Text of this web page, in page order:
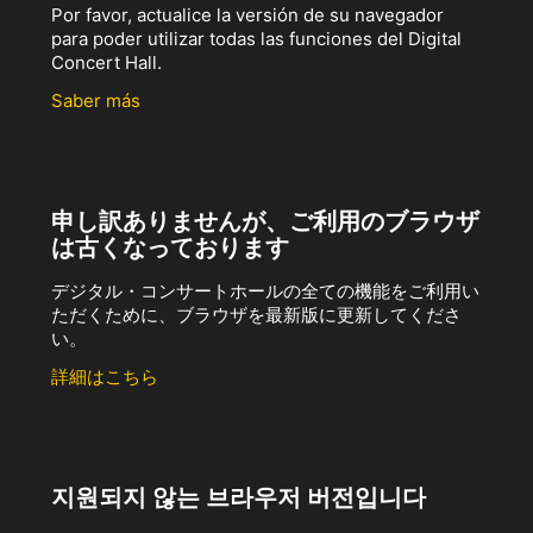
Por favor, actualice la versión de su navegador
para poder utilizar todas las funciones del Digital
Concert Hall.
Saber más
申し訳ありませんが、ご利用のブラウザ
は古くなっております
デジタル・コンサートホールの全ての機能をご利用い
ただくために、ブラウザを最新版に更新してくださ
い。
詳細はこちら
지원되지 않는 브라우저 버전입니다